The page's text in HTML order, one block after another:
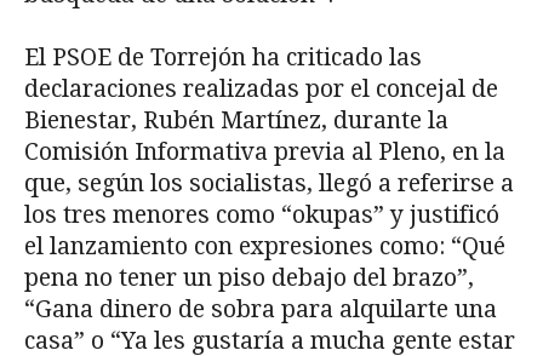
El PSOE de Torrejón ha criticado las
declaraciones realizadas por el concejal de
Bienestar, Rubén Martínez, durante la
Comisión Informativa previa al Pleno, en la
que, según los socialistas, llegó a referirse a
los tres menores como “okupas” y justificó
el lanzamiento con expresiones como: “Qué
pena no tener un piso debajo del brazo”,
“Gana dinero de sobra para alquilarte una
casa” o “Ya les gustaría a mucha gente estar